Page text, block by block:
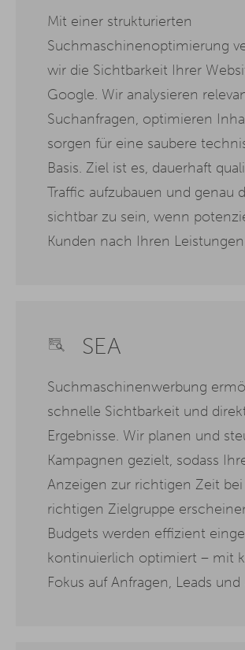
Mit einer strukturierten
Suchmaschinenoptimierung
wir die Sichtbarkeit Ihrer
Google. Wir analysieren
Suchanfragen, optimieren
sorgen für eine saubere
Basis. Ziel ist es, dauerhaft
Traffic aufzubauen und genau
sichtbar zu sein, wenn
Kunden nach Ihren
SEA
Suchmaschinenwerbung
schnelle Sichtbarkeit und
Ergebnisse. Wir planen und
Kampagnen gezielt, sodass
Anzeigen zur richtigen Zeit
richtigen Zielgruppe
Budgets werden effizient
kontinuierlich optimiert – mit
Fokus auf Anfragen, Leads